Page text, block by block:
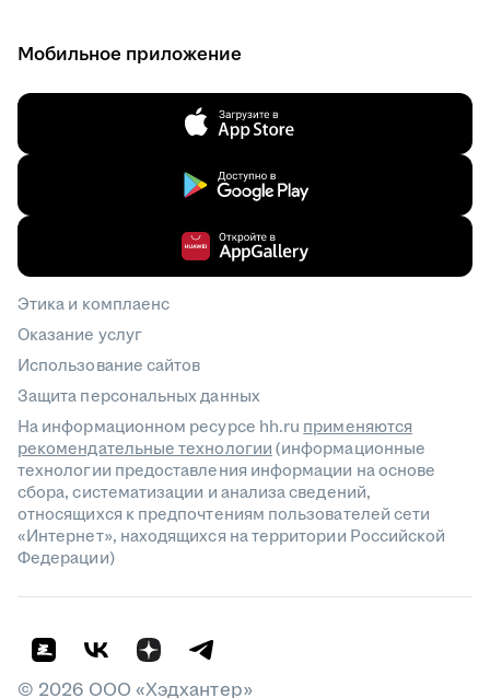
Мобильное приложение
Этика и комплаенс
Оказание услуг
Использование сайтов
Защита персональных данных
На информационном ресурсе hh.ru применяются
рекомендательные технологии(информационные
технологии предоставления информации на основе
сбора, систематизации и анализа сведений,
относящихся к предпочтениям пользователей сети
«Интернет», находящихся на территории Российской
Федерации)
© 2026 ООО «Хэдхантер»